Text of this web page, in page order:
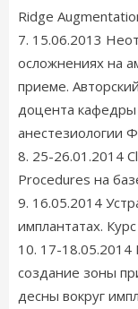
Ridge
7. 15.06.2013
осложнениях на
приеме.
доцента кафедры
анестезиологии
8. 25-26.01.2014
Procedures на
9. 16.05.2014
имплантатах.
10. 17-18.05.2014
создание зоны
десны вокруг